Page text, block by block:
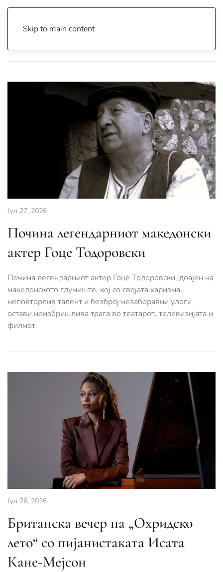
Skip to main content
Јул 27, 2026
Почина легендарниот македонски
актер Гоце Тодоровски
Почина легендарниот актер Гоце Тодоровски, доајен на
македонското глумиште, кој со својата харизма,
неповторлив талент и безброј незаборавни улоги
остави неизбришлива трага во театарот, телевизијата и
филмот.
Јул 26, 2026
Британска вечер на „Охридско
лето“ со пијанистаката Исата
Кане-Мејсон